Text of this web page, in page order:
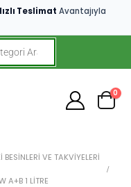
Teslimat Avantajıyla
0
BESINLERI VE TAKVIYELERI
A+B 1 LITRE